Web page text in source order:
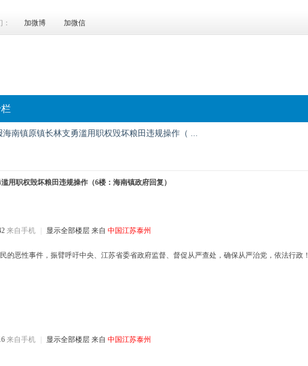
加微博 加微信
海南镇原镇长林支勇滥用职权毁坏粮田违规操作（ ...
用职权毁坏粮田违规操作（6楼：海南镇政府回复）
来自手机 显示全部楼层 来自 中国江苏泰州
的恶性事件，振臂呼吁中央、江苏省委省政府监督、督促从严查处，确保从严治党，依法行政！
来自手机 显示全部楼层 来自 中国江苏泰州